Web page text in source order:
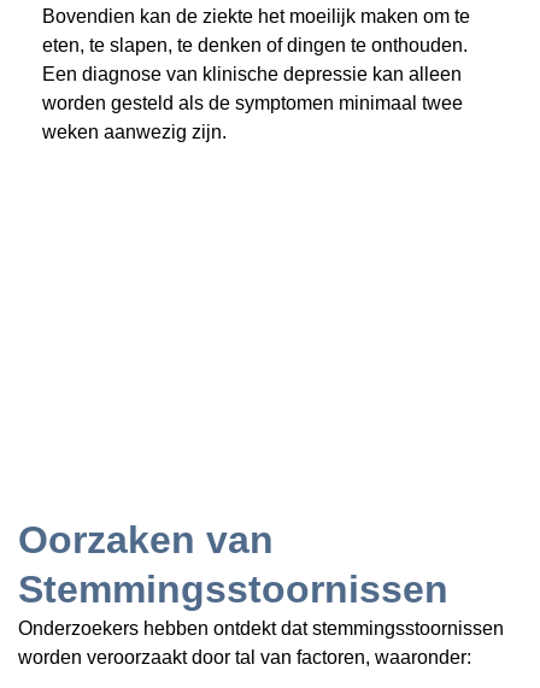
Bovendien kan de ziekte het moeilijk maken om te
eten, te slapen, te denken of dingen te onthouden.
Een diagnose van klinische depressie kan alleen
worden gesteld als de symptomen minimaal twee
weken aanwezig zijn.
Oorzaken van
Stemmingsstoornissen
Onderzoekers hebben ontdekt dat stemmingsstoornissen
worden veroorzaakt door tal van factoren, waaronder: